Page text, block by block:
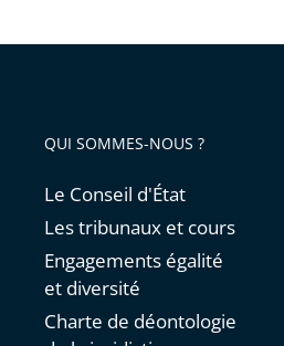
QUI SOMMES-NOUS ?
Le Conseil d'État
Les tribunaux et cours
Engagements égalité
et diversité
Charte de déontologie